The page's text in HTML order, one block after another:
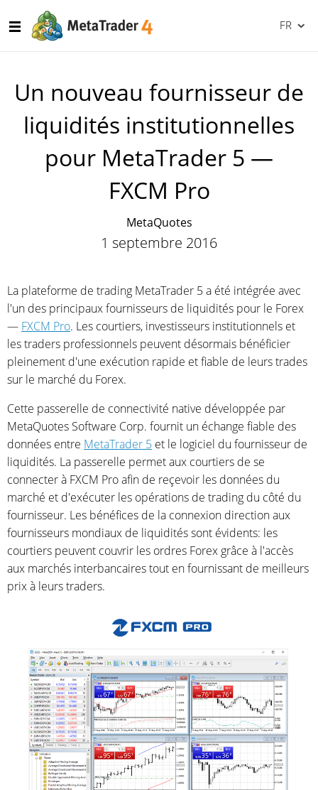
FR
Un nouveau fournisseur de
liquidités institutionnelles
pour MetaTrader 5 —
FXCM Pro
MetaQuotes
1 septembre 2016
La plateforme de trading MetaTrader 5 a été intégrée avec
l'un des principaux fournisseurs de liquidités pour le Forex
— FXCM Pro. Les courtiers, investisseurs institutionnels et
les traders professionnels peuvent désormais bénéficier
pleinement d'une exécution rapide et fiable de leurs trades
sur le marché du Forex.
Cette passerelle de connectivité native développée par
MetaQuotes Software Corp. fournit un échange fiable des
données entre MetaTrader 5 et le logiciel du fournisseur de
liquidités. La passerelle permet aux courtiers de se
connecter à FXCM Pro afin de reçevoir les données du
marché et d'exécuter les opérations de trading du côté du
fournisseur. Les bénéfices de la connexion direction aux
fournisseurs mondiaux de liquidités sont évidents: les
courtiers peuvent couvrir les ordres Forex grâce à l'accès
aux marchés interbancaires tout en fournissant de meilleurs
prix à leurs traders.